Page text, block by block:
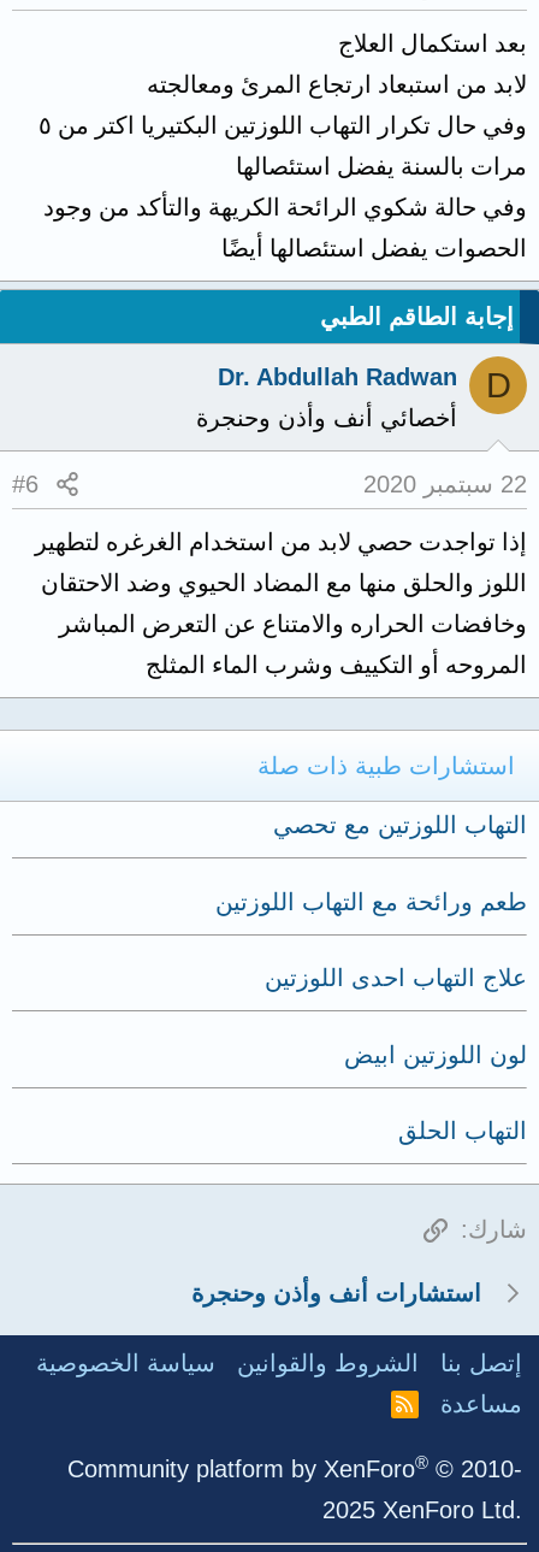
بعد استكمال العلاج
لابد من استبعاد ارتجاع المرئ ومعالجته
وفي حال تكرار التهاب اللوزتين البكتيريا اكتر من ٥
مرات بالسنة يفضل استئصالها
وفي حالة شكوي الرائحة الكريهة والتأكد من وجود
الحصوات يفضل استئصالها أيضًا
إجابة الطاقم الطبي
D
Dr. Abdullah Radwan
أخصائي أنف وأذن وحنجرة
22 سبتمبر 2020 #6
إذا تواجدت حصي لابد من استخدام الغرغره لتطهير
اللوز والحلق منها مع المضاد الحيوي وضد الاحتقان
وخافضات الحراره والامتناع عن التعرض المباشر
المروحه أو التكييف وشرب الماء المثلج
استشارات طبية ذات صلة
التهاب اللوزتين مع تحصي
طعم ورائحة مع التهاب اللوزتين
علاج التهاب احدى اللوزتين
لون اللوزتين ابيض
التهاب الحلق
شارك: الرابط
استشارات أنف وأذن وحنجرة
إتصل بنا الشروط والقوانين
سياسة الخصوصية
مساعدة
R
Community platform by XenForo® © 2010-
2025 XenForo Ltd.